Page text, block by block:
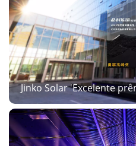
Jinko Solar 'Excelente